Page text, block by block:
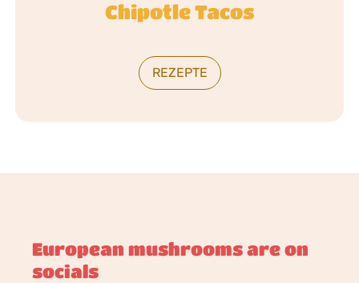
Chipotle Tacos
REZEPTE
European mushrooms are on
socials